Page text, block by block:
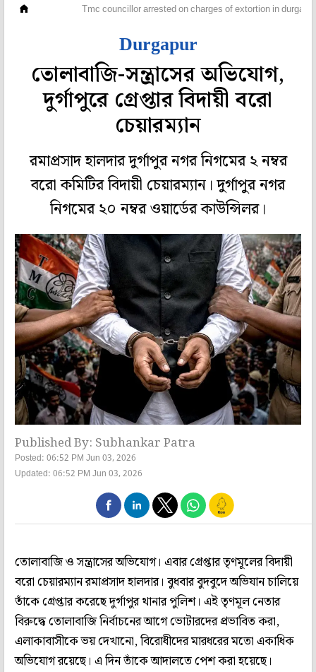
Tmc councillor arrested on charges of extortion in durgapur
Durgapur
তোলাবাজি-সন্ত্রাসের অভিযোগ,
দুর্গাপুরে গ্রেপ্তার বিদায়ী বরো
চেয়ারম্যান
রমাপ্রসাদ হালদার দুর্গাপুর নগর নিগমের ২ নম্বর
বরো কমিটির বিদায়ী চেয়ারম্যান। দুর্গাপুর নগর
নিগমের ২০ নম্বর ওয়ার্ডের কাউন্সিলর।
Published By: Subhankar Patra
Posted: 06:52 PM Jun 03, 2026
Updated: 06:52 PM Jun 03, 2026
তোলাবাজি ও সন্ত্রাসের অভিযোগ। এবার গ্রেপ্তার তৃণমূলের বিদায়ী
বরো চেয়ারম্যান রমাপ্রসাদ হালদার। বুধবার বুদবুদে অভিযান চালিয়ে
তাঁকে গ্রেপ্তার করেছে দুর্গাপুর থানার পুলিশ। এই তৃণমূল নেতার
বিরুদ্ধে তোলাবাজি নির্বাচনের আগে ভোটারদের প্রভাবিত করা,
এলাকাবাসীকে ভয় দেখানো, বিরোধীদের মারধরের মতো একাধিক
অভিযোগ রয়েছে। এ দিন তাঁকে আদালতে পেশ করা হয়েছে।